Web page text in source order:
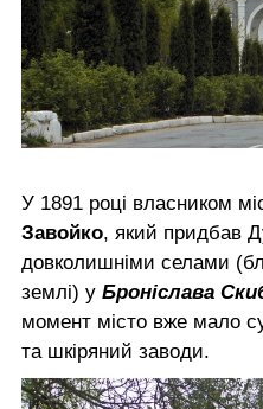
У 1891 році власником
Завойко, який придбав
довколишніми селами
землі) у Броніслава
момент місто вже мало
та шкіряний заводи.